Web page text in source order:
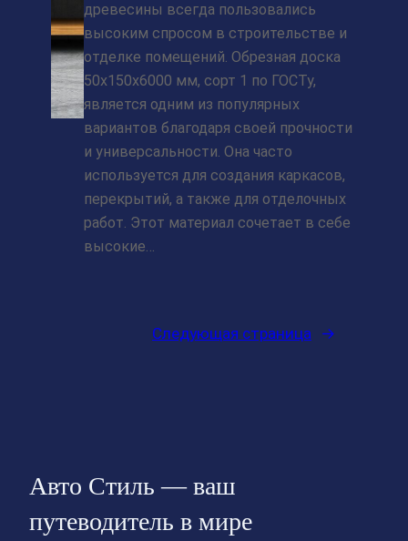
древесины всегда пользовались
высоким спросом в строительстве и
отделке помещений. Обрезная доска
50x150x6000 мм, сорт 1 по ГОСТу,
является одним из популярных
вариантов благодаря своей прочности
и универсальности. Она часто
используется для создания каркасов,
перекрытий, а также для отделочных
работ. Этот материал сочетает в себе
высокие…
Следующая страница →
Авто Стиль — ваш
путеводитель в мире